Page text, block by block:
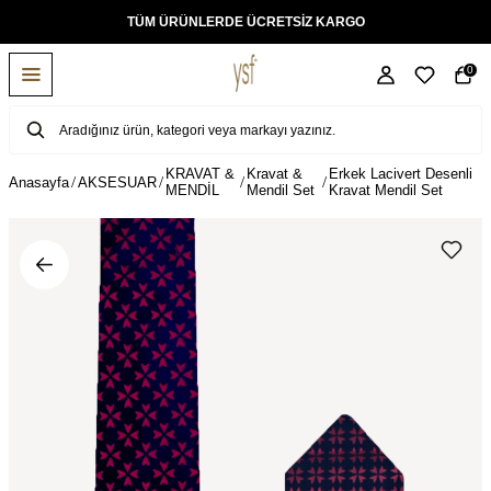
TÜM ÜRÜNLERDE ÜCRETSİZ KARGO
0
Anasayfa AKSESUAR
KRAVAT &
MENDİL
Kravat &
Mendil Set
Erkek Lacivert Desenli
Kravat Mendil Set